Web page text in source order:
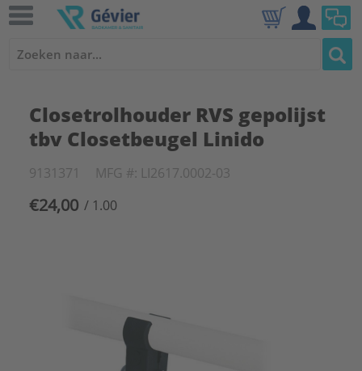
Closetrolhouder RVS gepolijst
tbv Closetbeugel Linido
9131371 MFG #: LI2617.0002-03
€24,00 / 1.00